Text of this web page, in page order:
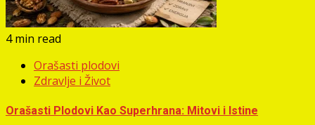
4 min read
Orašasti plodovi
Zdravlje i Život
Orašasti Plodovi Kao Superhrana: Mitovi i Istine